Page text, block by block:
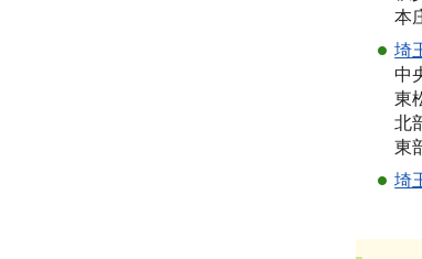
本
埼
中
東
北
東
埼